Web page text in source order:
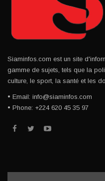
Siaminfos.com est un site
gamme de sujets, tels que la
culture, le sport, la santé et les
• Email: info@siaminfos.com
• Phone: +224 620 45 35 97